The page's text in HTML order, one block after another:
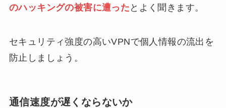
のハッキングの被害に遭った とよく聞きます。
セキュリティ強度の高いVPNで個人情報の流出を
防止しましょう。
通信速度が遅くならないか